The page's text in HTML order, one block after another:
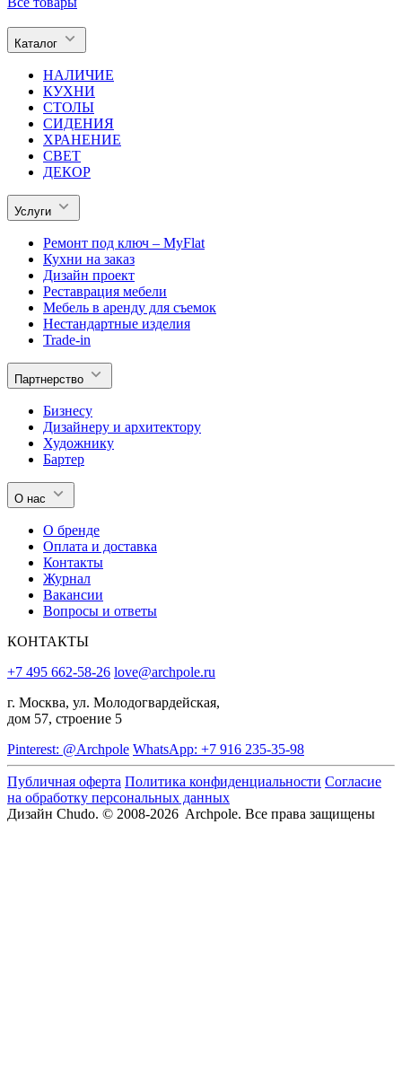
Каталог
НАЛИЧИЕ
КУХНИ
СТОЛЫ
СИДЕНИЯ
ХРАНЕНИЕ
СВЕТ
ДЕКОР
Услуги
Ремонт под ключ – MyFlat
Кухни на заказ
Дизайн проект
Реставрация мебели
Мебель в аренду для съемок
Нестандартные изделия
Trade-in
Партнерство
Бизнесу
Дизайнеру и архитектору
Художнику
Бартер
О нас
О бренде
Оплата и доставка
Контакты
Журнал
Вакансии
Вопросы и ответы
КОНТАКТЫ
+7 495 662-58-26 love@archpole.ru
г. Москва, ул. Молодогвардейская,
дом 57, строение 5
Pinterest: @Archpole WhatsApp: +7 916 235-35-98
Публичная оферта Политика конфиденциальности Согласие
на обработку персональных данных
Дизайн Chudo. © 2008-2026 Archpole. Все права защищены